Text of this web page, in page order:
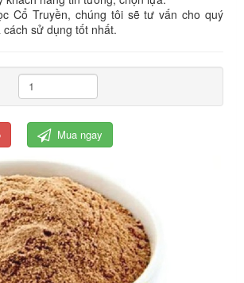
Cổ Truyền, chúng tôi sẽ tư vấn cho quý
sử dụng tốt nhất.
Mua ngay